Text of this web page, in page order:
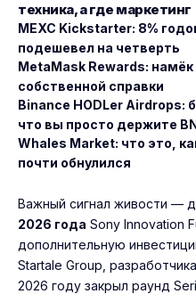
техника, а где маркетинг
MEXC Kickstarter: 8%
подешевел на четверть
MetaMask Rewards: намёк
собственной справки
Binance HODLer Airdrops:
что вы просто держите
Whales Market: что это,
почти обнулился
Важный сигнал живости —
2026 года Sony Innovation
дополнительную
Startale Group,
2026 году закрыл раунд